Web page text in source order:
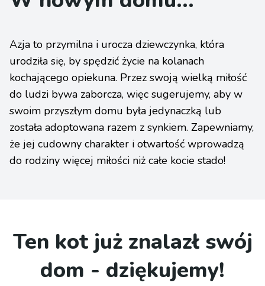
Azja to przymilna i urocza dziewczynka, która
urodziła się, by spędzić życie na kolanach
kochającego opiekuna. Przez swoją wielką miłość
do ludzi bywa zaborcza, więc sugerujemy, aby w
swoim przyszłym domu była jedynaczką lub
została adoptowana razem z synkiem. Zapewniamy,
że jej cudowny charakter i otwartość wprowadzą
do rodziny więcej miłości niż całe kocie stado!
Ten kot już znalazł swój
dom - dziękujemy!